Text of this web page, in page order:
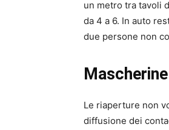
un metro tra tavoli
da 4 a 6. In auto
due persone non
Le riaperture non
diffusione dei